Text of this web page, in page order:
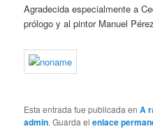
Agradecida especialmente a
prólogo y al pintor Manuel
Esta entrada fue publicada enA
admin. Guarda elenlace